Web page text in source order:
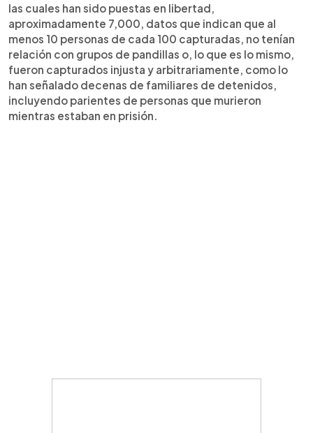
las cuales han sido puestas en libertad,
aproximadamente 7,000, datos que indican que al
menos 10 personas de cada 100 capturadas, no tenían
relación con grupos de pandillas o, lo que es lo mismo,
fueron capturados injusta y arbitrariamente, como lo
han señalado decenas de familiares de detenidos,
incluyendo parientes de personas que murieron
mientras estaban en prisión.